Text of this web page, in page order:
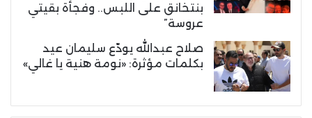
بنتخانق على اللبس.. وفجأة بقيتي
عروسة”
صلاح عبدالله يودّع سليمان عيد
بكلمات مؤثرة: «نومة هنية يا غالي»